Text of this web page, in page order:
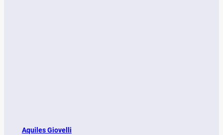
Aquiles Giovelli